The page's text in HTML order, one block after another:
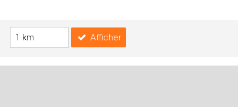
Afficher